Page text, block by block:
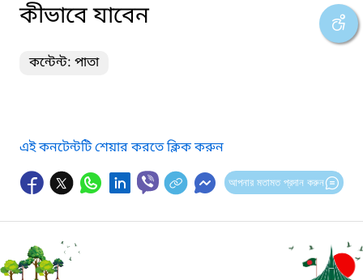
কীভাবে যাবেন
কন্টেন্ট: পাতা
এই কনটেন্টটি শেয়ার করতে ক্লিক করুন
আপনার মতামত প্রদান করুন